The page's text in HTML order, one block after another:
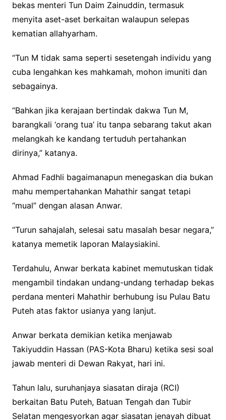
bekas menteri Tun Daim Zainuddin, termasuk
menyita aset-aset berkaitan walaupun selepas
kematian allahyarham.
“Tun M tidak sama seperti sesetengah individu yang
cuba lengahkan kes mahkamah, mohon imuniti dan
sebagainya.
“Bahkan jika kerajaan bertindak dakwa Tun M,
barangkali ‘orang tua’ itu tanpa sebarang takut akan
melangkah ke kandang tertuduh pertahankan
dirinya,” katanya.
Ahmad Fadhli bagaimanapun menegaskan dia bukan
mahu mempertahankan Mahathir sangat tetapi
“mual” dengan alasan Anwar.
“Turun sahajalah, selesai satu masalah besar negara,”
katanya memetik laporan Malaysiakini.
Terdahulu, Anwar berkata kabinet memutuskan tidak
mengambil tindakan undang-undang terhadap bekas
perdana menteri Mahathir berhubung isu Pulau Batu
Puteh atas faktor usianya yang lanjut.
Anwar berkata demikian ketika menjawab
Takiyuddin Hassan (PAS-Kota Bharu) ketika sesi soal
jawab menteri di Dewan Rakyat, hari ini.
Tahun lalu, suruhanjaya siasatan diraja (RCI)
berkaitan Batu Puteh, Batuan Tengah dan Tubir
Selatan mengesyorkan agar siasatan jenayah dibuat